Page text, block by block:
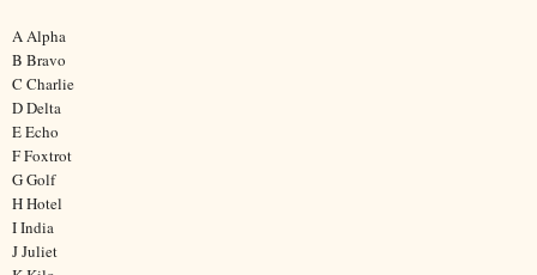
AAlpha
B Bravo
C Charlie
DDelta
EEcho
FFoxtrot
GGolf
HHotel
IIndia
JJuliet